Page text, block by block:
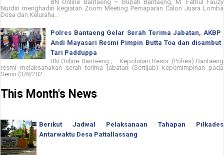
BN Online Bantaeng – Bupati Bantaeng, M. Fathul Fauzy
Nurdin menghadiri kegiatan Zoom Meeting Pemaparan Calon Juara Lomba
Desa dan Keluraha...
Polres Bantaeng Gelar Serah Terima Jabatan, AKBP
Andi Mayasari Resmi Pimpin Butta Toa dan disambut
Tari Padduppa
BN Online Bantaeng ,– Kepolisian Resor (Polres) Bantaeng
resmi melaksanakan serah terima jabatan (Sertijab) kepemimpinan pada
Senin (3/8/202...
This Month's News
Berikut Jadwal Pelaksanaan Tahapan Pilkades
Antarwaktu Desa Pattallassang